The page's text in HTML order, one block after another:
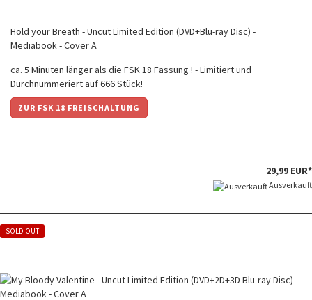
Hold your Breath - Uncut Limited Edition (DVD+Blu-ray Disc) -
Mediabook - Cover A
ca. 5 Minuten länger als die FSK 18 Fassung ! - Limitiert und
Durchnummeriert auf 666 Stück!
ZUR FSK 18 FREISCHALTUNG
29,99 EUR*
Ausverkauft
SOLD OUT